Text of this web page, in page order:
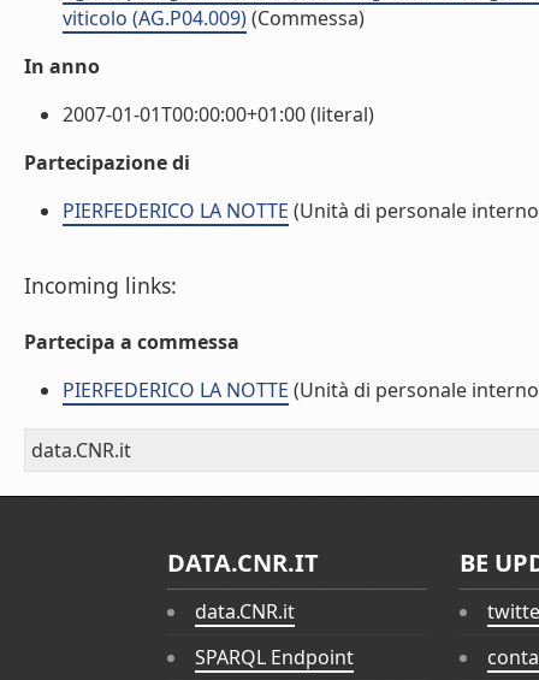
viticolo (AG.P04.009)(Commessa)
In anno
2007-01-01T00:00:00+01:00 (literal)
Partecipazione di
PIERFEDERICO LA NOTTE (Unità di personale
Incoming links:
Partecipa a commessa
PIERFEDERICO LA NOTTE (Unità di personale
data.CNR.it
DATA.CNR.IT
data.CNR.it
SPARQL Endpoint
BE